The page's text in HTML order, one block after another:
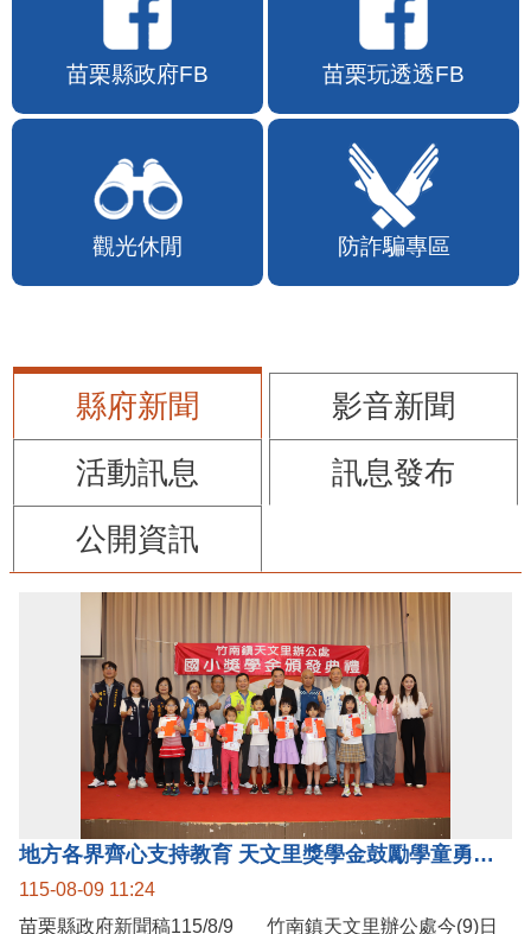
苗栗縣政府FB 苗栗玩透透FB
觀光休閒 防詐騙專區
縣府新聞
影音新聞
活動訊息
訊息發布
公開資訊
115-08-09 11:24
苗栗縣政府新聞稿115/8/9 竹南鎮天文里辦公處今(9)日